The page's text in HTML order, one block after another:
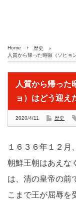
Home
歴史
人質から帰った昭顕（ソヒョ
人質から帰った
ョ）はどう迎え
2020/4/11 歴史
１６３６年１２月
朝鮮王朝はあえな
は、清の皇帝の前
こまで王が屈辱を